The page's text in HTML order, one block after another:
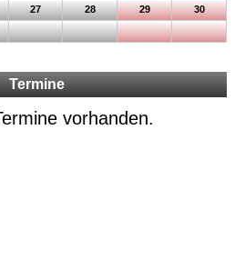
27 28 29
30
Termine
vorhanden.